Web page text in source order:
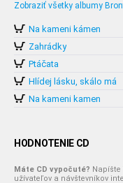
Zobraziť všetky albumy
Na kameni kámen
Zahrádky
Ptáčata
Hlídej lásku, skálo má
Na kameni kamen
HODNOTENIE CD
Máte CD vypočuté?
užívateľov a návštevníkov